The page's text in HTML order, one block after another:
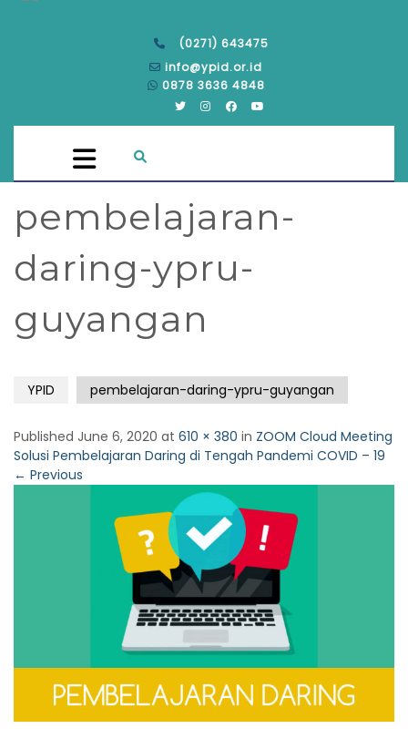
(0271) 643475
info@ypid.or.id
0878 3636 4848
pembelajaran-
daring-ypru-
guyangan
YPID pembelajaran-daring-ypru-guyangan
Published June 6, 2020 at 610 × 380 in ZOOM Cloud Meeting
Solusi Pembelajaran Daring di Tengah Pandemi COVID – 19
← Previous